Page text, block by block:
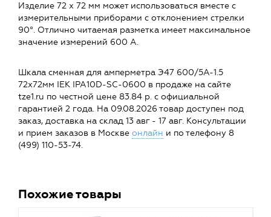
Изделие 72 х 72 мм может использоваться вместе с
измерительными приборами с отклонением стрелки
90°. Отлично читаемая разметка имеет максимальное
значение измерений 600 А.
Шкала сменная для амперметра Э47 600/5А-1.5
72х72мм IEK IPA10D-SC-0600 в продаже на сайте
tze1.ru по честной цене 83.84 р. с официальной
гарантией 2 года. На 09.08.2026 товар доступен под
заказ, доставка на склад 13 авг - 17 авг. Консультации
и прием заказов в Москве онлайн и по телефону 8
(499) 110-53-74.
Похожие товары